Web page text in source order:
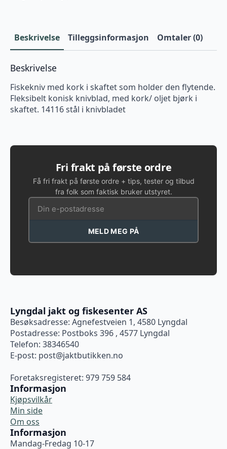
Beskrivelse Tilleggsinformasjon Omtaler (0)
Beskrivelse
Fiskekniv med kork i skaftet som holder den flytende.
Fleksibelt konisk knivblad, med kork/ oljet bjørk i
skaftet. 14116 stål i knivbladet
Fri frakt på første ordre
Få fri frakt på første ordre + tips, tester og tilbud
fra folk som faktisk bruker utstyret.
MELD MEG PÅ
Lyngdal jakt og fiskesenter AS
Besøksadresse: Agnefestveien 1, 4580 Lyngdal
Postadresse: Postboks 396 , 4577 Lyngdal
Telefon: 38346540
E-post: post@jaktbutikken.no
Foretaksregisteret: 979 759 584
Informasjon
Kjøpsvilkår
Min side
Om oss
Informasjon
Mandag-Fredag 10-17